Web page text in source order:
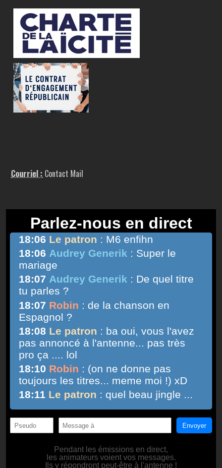
Courriel : Contact Mail